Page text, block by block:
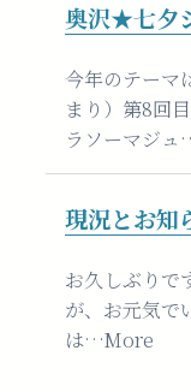
奥沢★七夕
今年のテー
まり）第8回
ラソーマジ
現況とお知
お久しぶりで
が、お元気で
は…More